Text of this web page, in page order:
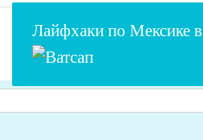
Лайфхаки по Мексике в